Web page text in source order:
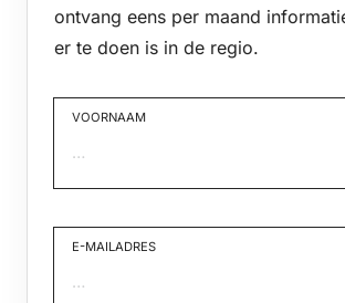
ontvang eens per maand
er te doen is in de regio.
VOORNAAM
E-MAILADRES